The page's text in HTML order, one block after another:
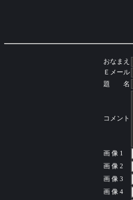
おなまえ
Ｅメール
題 名
コメント
画 像 1
画 像 2
画 像 3
画 像 4